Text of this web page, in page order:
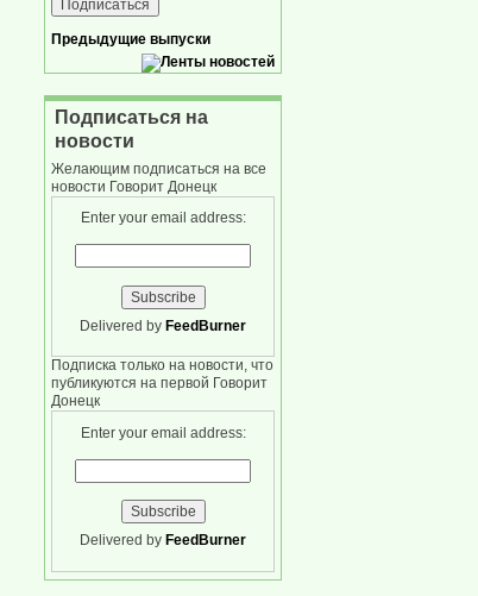
Предыдущие выпуски
Подписаться на
новости
Желающим подписаться на все
новости Говорит Донецк
Enter your email address:
Delivered by FeedBurner
Подписка только на новости, что
публикуются на первой Говорит
Донецк
Enter your email address:
Delivered by FeedBurner